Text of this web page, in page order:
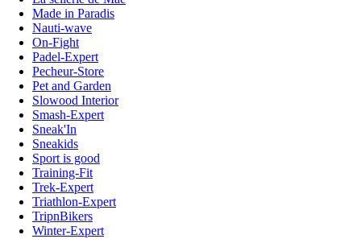
Made in Paradis
Nauti-wave
On-Fight
Padel-Expert
Pecheur-Store
Pet and Garden
Slowood Interior
Smash-Expert
Sneak'In
Sneakids
Sport is good
Training-Fit
Trek-Expert
Triathlon-Expert
TripnBikers
Winter-Expert